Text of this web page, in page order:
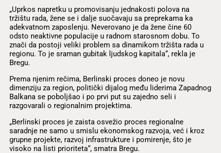
„Uprkos napretku u promovisanju jednakosti polova na
tržištu rada, žene se i dalje suočavaju sa preprekama ka
adekvatnom zaposlenju. Neverovano je da žene čine 60
odsto neaktivne populacije u radnom starosnom dobu. To
znači da postoji veliki problem sa dinamikom tržišta rada u
regionu. To je sraman gubitak ljudskog kapitala“, rekla je
Bregu.
Prema njenim rečima, Berlinski proces doneo je novu
dimenziju za region, politički dijalog među liderima Zapadnog
Balkana se poboljšao i po prvi put su zajedno seli i
razgovarali o regionalnim projektima.
„Berlinski proces je zaista osvežio proces regionalne
saradnje ne samo u smislu ekonomskog razvoja, već i kroz
grupne projekte, razvoj infrastrukture i pomirenje, što je
visoko na listi prioriteta“, smatra Bregu.